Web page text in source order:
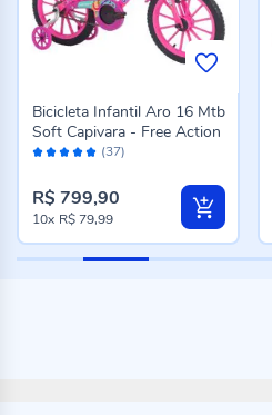
Avaliação: (37)
Bicicleta Infantil Aro 16 Mtb
Soft Capivara - Free Action
R$ 799,90
10x R$ 79,99